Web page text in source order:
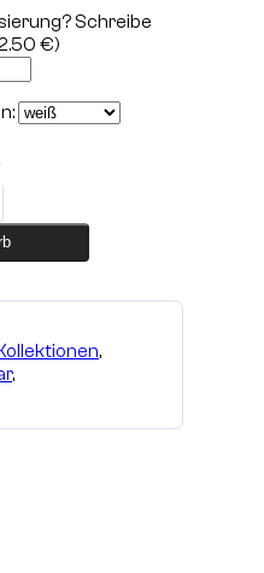
Schreibe
€)
,
,